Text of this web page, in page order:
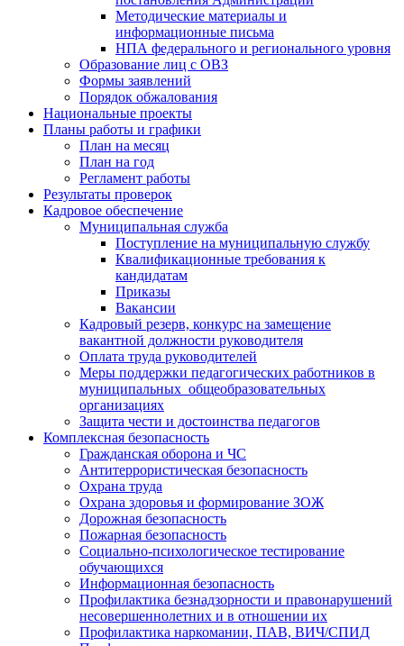
Методические материалы и
информационные письма
НПА федерального и регионального уровня
Образование лиц с ОВЗ
Формы заявлений
Порядок обжалования
Национальные проекты
Планы работы и графики
План на месяц
План на год
Регламент работы
Результаты проверок
Кадровое обеспечение
Муниципальная служба
Поступление на муниципальную службу
Квалификационные требования к
кандидатам
Приказы
Вакансии
Кадровый резерв, конкурс на замещение
вакантной должности руководителя
Оплата труда руководителей
Меры поддержки педагогических работников в
муниципальных общеобразовательных
организациях
Защита чести и достоинства педагогов
Комплексная безопасность
Гражданская оборона и ЧС
Антитеррористическая безопасность
Охрана труда
Охрана здоровья и формирование ЗОЖ
Дорожная безопасность
Пожарная безопасность
Социально-психологическое тестирование
обучающихся
Информационная безопасность
Профилактика безнадзорности и правонарушений
несовершеннолетних и в отношении их
Профилактика наркомании, ПАВ, ВИЧ/СПИД